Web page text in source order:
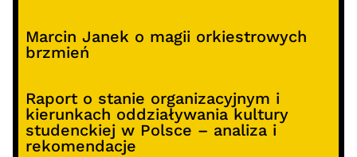
Marcin Janek o magii orkiestrowych
brzmień
Raport o stanie organizacyjnym i
kierunkach oddziaływania kultury
studenckiej w Polsce – analiza i
rekomendacje